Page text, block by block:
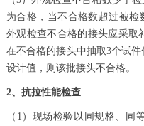
为合格，当不合格数超过被检
外观检查不合格的接头应采取
在不合格的接头中抽取3个试
设计值，则该批接头不合格。
2、抗拉性能检查
（1）现场检验以同规格、同